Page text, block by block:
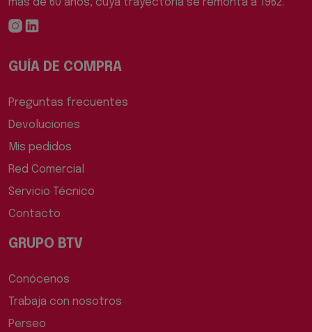
más de 60 años, cuya trayectoria se remonta a 1962.
GUÍA DE COMPRA
Preguntas frecuentes
Devoluciones
Mis pedidos
Red Comercial
Servicio Técnico
Contacto
GRUPO BTV
Conócenos
Trabaja con nosotros
Perseo